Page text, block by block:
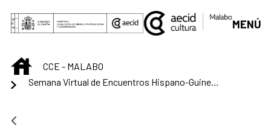
Saltar al contenido principal
MENÚ
INICIOCCE - MALABO
Semana Virtual de Encuentros Hispano-Guineanos